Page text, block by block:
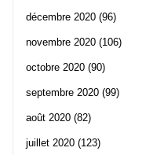
décembre 2020 (96)
novembre 2020 (106)
octobre 2020 (90)
septembre 2020 (99)
août 2020 (82)
juillet 2020 (123)